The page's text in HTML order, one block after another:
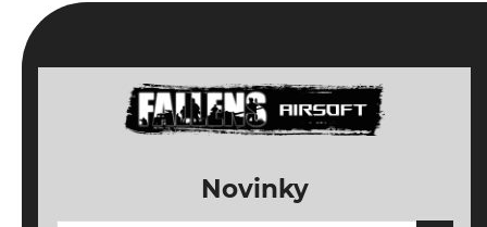
Novinky